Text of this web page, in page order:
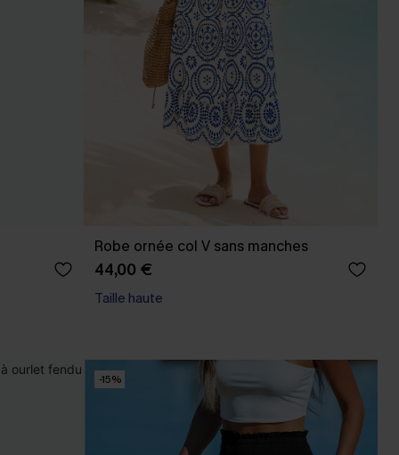
Robe ornée col V sans manches
44,00 €
Taille haute
-15%